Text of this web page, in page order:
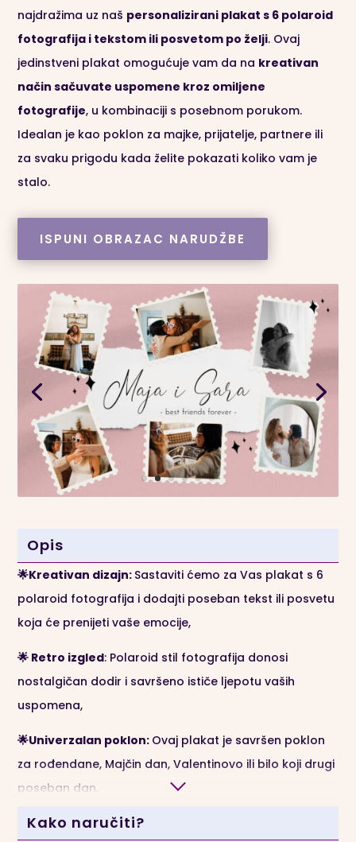
najdražima uz naš personalizirani plakat s 6 polaroid
fotografija i tekstom ili posvetom po želji. Ovaj
jedinstveni plakat omogućuje vam da na kreativan
način sačuvate uspomene kroz omiljene
fotografije, u kombinaciji s posebnom porukom.
Idealan je kao poklon za majke, prijatelje, partnere ili
za svaku prigodu kada želite pokazati koliko vam je
stalo.
ISPUNI OBRAZAC NARUDŽBE
Opis
🌟Kreativan dizajn: Sastaviti ćemo za Vas plakat s 6
polaroid fotografija i dodajti poseban tekst ili posvetu
koja će prenijeti vaše emocije,
🌟 Retro izgled: Polaroid stil fotografija donosi
nostalgičan dodir i savršeno ističe ljepotu vaših
uspomena,
🌟Univerzalan poklon: Ovaj plakat je savršen poklon
za rođendane, Majčin dan, Valentinovo ili bilo koji drugi
poseban dan.
🌟Dostupna jeokomita i vodoravna verzija
Kako naručiti?